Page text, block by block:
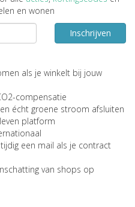
en wonen
Inschrijven
als je winkelt bij jouw
compensatie
écht groene stroom afsluiten
platform
een mail als je contract
van shops op